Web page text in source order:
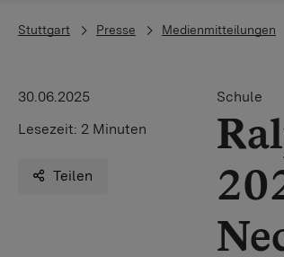
You are here:
Stuttgart Presse Medienmitteilungen
30.06.2025
Lesezeit: 2 Minuten
Teilen
Schule